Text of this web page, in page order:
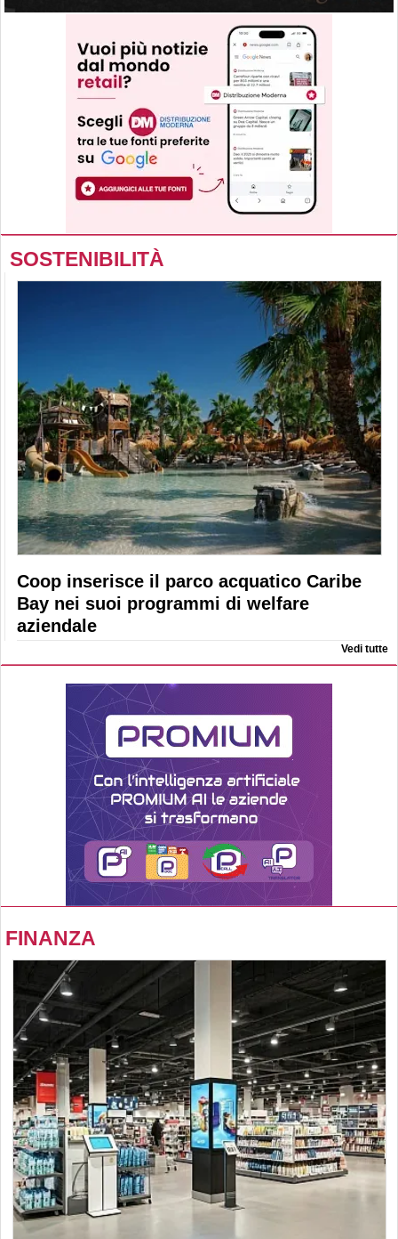
SOSTENIBILITÀ
Coop inserisce il parco acquatico Caribe
Bay nei suoi programmi di welfare
aziendale
Vedi tutte
FINANZA